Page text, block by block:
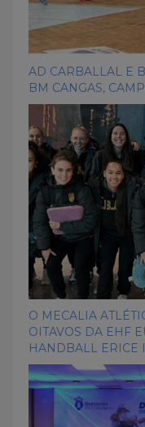
AD CARBALLAL E
BM CANGAS,
O MECALIA
OITAVOS DA EHF
HANDBALL ERICE